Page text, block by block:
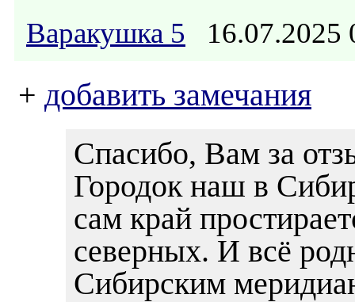
Варакушка 5
+ добавить замечания
Спасибо, Вам за
Городок наш в
сам край
северных. И всё
Сибирским